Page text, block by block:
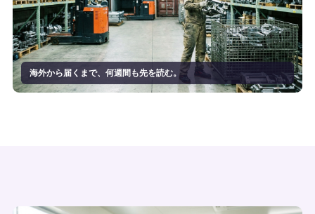
海外から届くまで、何週間も先を読む。